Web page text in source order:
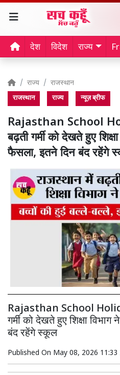
देश विदेश राज्य
राज्य राजस्थान
राजस्थान राज्य न्यूज़ ब्रीफ
Rajasthan School
बढ़ती गर्मी को देखते हुए
फैसला, इतने दिन बंद रहेंगे
Rajasthan School
गर्मी को देखते हुए शिक्षा
बंद रहेंगे स्कूल
Published On May 08, 2026 11:33